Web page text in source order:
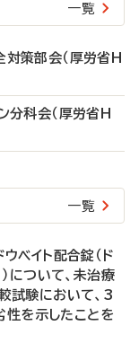
一覧
策部会（厚労省H
分科会（厚労省H
一覧
ベイト配合錠（ド
について、未治療
試験において、3
を示したことを